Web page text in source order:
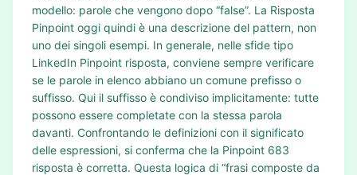
modello: parole che vengono dopo “false”. La Risposta
Pinpoint oggi quindi è una descrizione del pattern, non
uno dei singoli esempi. In generale, nelle sfide tipo
LinkedIn Pinpoint risposta, conviene sempre verificare
se le parole in elenco abbiano un comune prefisso o
suffisso. Qui il suffisso è condiviso implicitamente: tutte
possono essere completate con la stessa parola
davanti. Confrontando le definizioni con il significato
delle espressioni, si conferma che la Pinpoint 683
risposta è corretta. Questa logica di “frasi composte da